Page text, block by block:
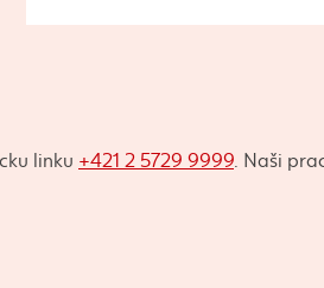
linku +421 2 5729 9999 . Naši